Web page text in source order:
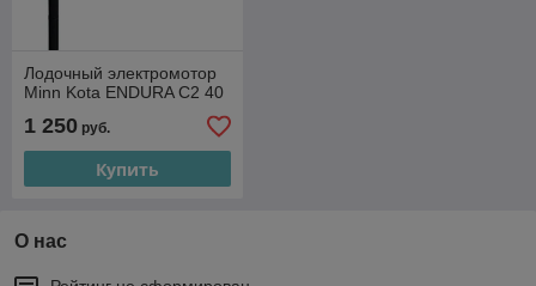
Лодочный электромотор
Minn Kota ENDURA C2 40
1 250 руб.
Купить
О нас